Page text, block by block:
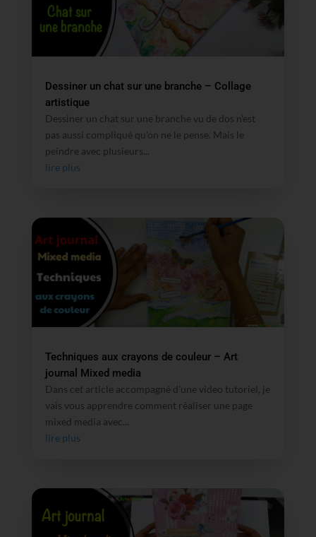
Dessiner un chat sur une branche – Collage
artistique
Dessiner un chat sur une branche vu de dos n'est
pas aussi compliqué qu'on ne le pense. Mais le
peindre avec plusieurs...
lire plus
Techniques aux crayons de couleur – Art
journal Mixed media
Dans cet article accompagné d'une video tutoriel, je
vais vous apprendre comment réaliser une page
mixed media avec...
lire plus